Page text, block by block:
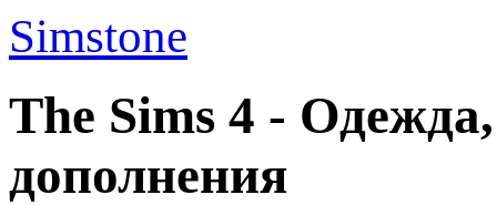
Simstone
The Sims 4 -
дополнения